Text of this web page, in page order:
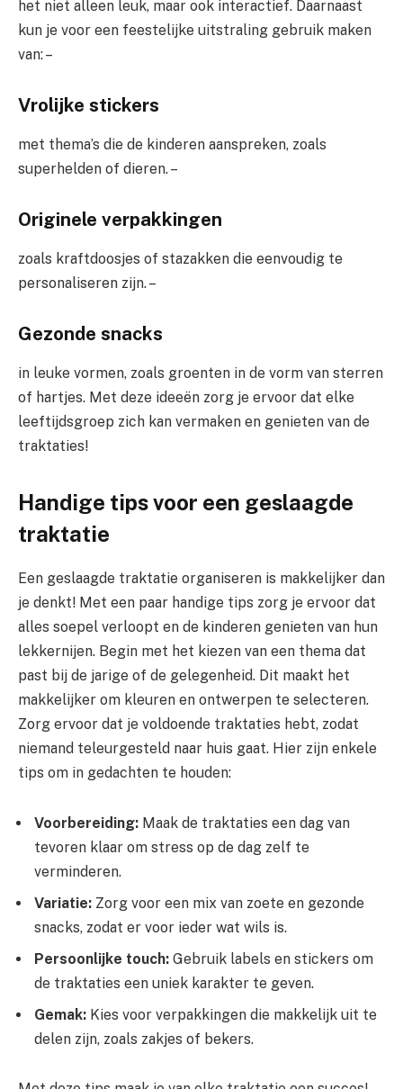
het niet alleen leuk, maar ook interactief. Daarnaast
kun je voor een feestelijke uitstraling gebruik maken
van: –
Vrolijke stickers
met thema’s die de kinderen aanspreken, zoals
superhelden of dieren. –
Originele verpakkingen
zoals kraftdoosjes of stazakken die eenvoudig te
personaliseren zijn. –
Gezonde snacks
in leuke vormen, zoals groenten in de vorm van sterren
of hartjes. Met deze ideeën zorg je ervoor dat elke
leeftijdsgroep zich kan vermaken en genieten van de
traktaties!
Handige tips voor een geslaagde
traktatie
Een geslaagde traktatie organiseren is makkelijker dan
je denkt! Met een paar handige tips zorg je ervoor dat
alles soepel verloopt en de kinderen genieten van hun
lekkernijen. Begin met het kiezen van een thema dat
past bij de jarige of de gelegenheid. Dit maakt het
makkelijker om kleuren en ontwerpen te selecteren.
Zorg ervoor dat je voldoende traktaties hebt, zodat
niemand teleurgesteld naar huis gaat. Hier zijn enkele
tips om in gedachten te houden:
Voorbereiding: Maak de traktaties een dag van
tevoren klaar om stress op de dag zelf te
verminderen.
Variatie: Zorg voor een mix van zoete en gezonde
snacks, zodat er voor ieder wat wils is.
Persoonlijke touch: Gebruik labels en stickers om
de traktaties een uniek karakter te geven.
Gemak: Kies voor verpakkingen die makkelijk uit te
delen zijn, zoals zakjes of bekers.